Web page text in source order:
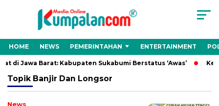
HOME NEWS PEMERINTAHAN ENTERTAINMENT
di Jawa Barat: Kabupaten Sukabumi Berstatus ‘Awas’
Topik Banjir Dan Longsor
News